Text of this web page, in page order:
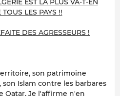
EST LA PLUS VA-T-EN
LES PAYS !!
DES AGRESSEURS !
son patrimoine
Islam contre les barbares
Qatar. Je l'affirme n'en